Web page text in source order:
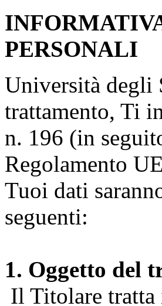
PERSONALI
Università degli
trattamento, Ti
n. 196 (in
Regolamento
Tuoi dati
seguenti:
1. Oggetto del
Il Titolare